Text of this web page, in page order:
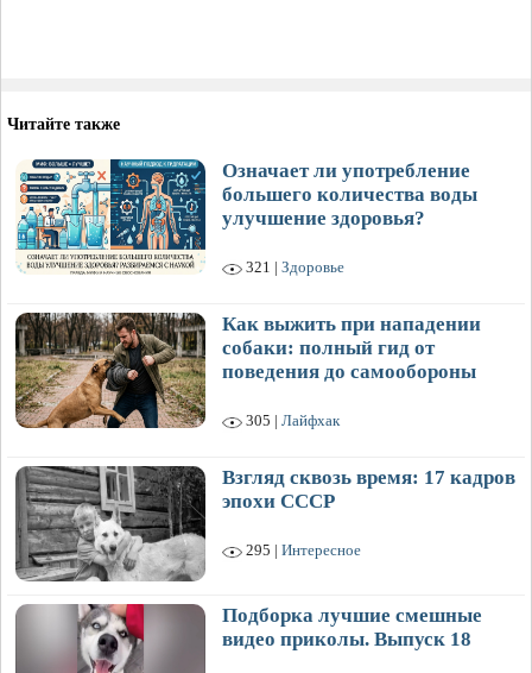
Читайте также
Означает ли употребление
большего количества воды
улучшение здоровья?
321 | Здоровье
Как выжить при нападении
собаки: полный гид от
поведения до самообороны
305 | Лайфхак
Взгляд сквозь время: 17 кадров
эпохи СССР
295 | Интересное
Подборка лучшие смешные
видео приколы. Выпуск 18